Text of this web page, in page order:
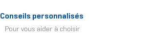
Conseils personnalisés
Pour vous aider à choisir